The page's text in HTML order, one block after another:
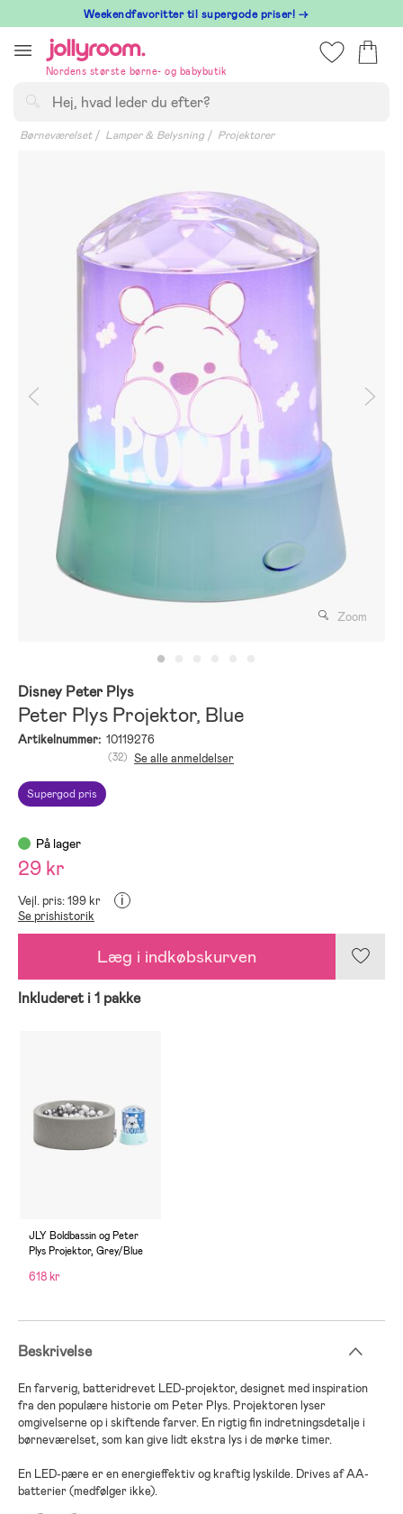
till
innehållet
⁠ Weekendfavoritter til supergode priser! →
Nordens største børne- og babybutik
Børneværelset Lamper & Belysning Projektorer
Zoom
Disney Peter Plys
Peter Plys Projektor, Blue
Artikelnummer: 10119276
Supergod pris
(32) Se alle anmeldelser
På lager
29 kr
Vejl. pris: 199 kr i
Se prishistorik
Læg i indkøbskurven
Inkluderet i 1 pakke
JLY Boldbassin og Peter
Plys Projektor, Grey/Blue
618 kr
Beskrivelse
En farverig, batteridrevet LED-projektor, designet med inspiration
fra den populære historie om Peter Plys. Projektoren lyser
omgivelserne op i skiftende farver. En rigtig fin indretningsdetalje i
børneværelset, som kan give lidt ekstra lys i de mørke timer.
En LED-pære er en energieffektiv og kraftig lyskilde. Drives af AA-
batterier (medfølger ikke).